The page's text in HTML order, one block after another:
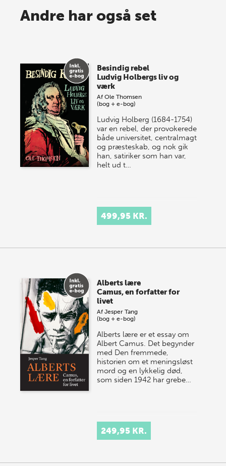
Spar op til 70% til sommer-
store sommer-lagersalg, så sæt kryds i kalenderen
onsdag den 10. j…
Andre har også set
Besindig rebel
Ludvig Holbergs liv og
værk
AfOle Thomsen
(bog + e-bog)
Ludvig Holberg (1684-1754)
var en rebel, der provokerede
både universitet, centralmagt
og præsteskab, og nok gik
han, satiriker som han var,
helt ud t…
499,95 KR.
Alberts lære
Camus, en forfatter for
livet
AfJesper Tang
(bog + e-bog)
Alberts lære er et essay om
Albert Camus. Det begynder
med Den fremmede,
historien om et meningsløst
mord og en lykkelig død,
som siden 1942 har grebe…
249,95 KR.